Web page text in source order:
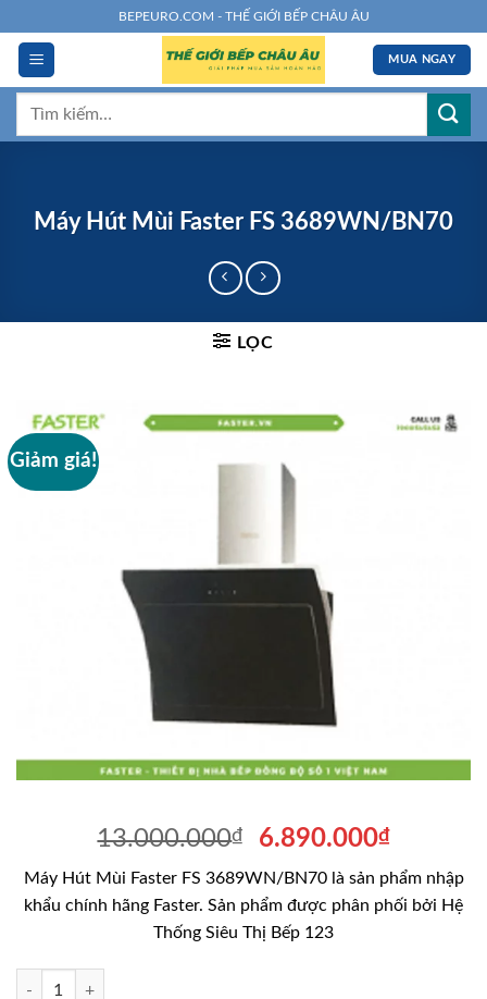
đến
dung
BEPEURO.COM - THẾ GIỚI BẾP CHÂU ÂU
MUA NGAY
Tìm
Máy Hút Mùi Faster FS 3689WN/BN70
LỌC
Giảm giá!
13.000.000₫
Giá
là:
13.000.000₫.
6.890.000₫Giá
hiện
tại
là:
Máy Hút Mùi Faster FS 3689WN/BN70 là sản phẩm nhập
khẩu chính hãng Faster. Sản phẩm được phân phối bởi Hệ
Thống Siêu Thị Bếp 123
Máy Hút Mùi Faster FS 3689WN/BN70 số lượng